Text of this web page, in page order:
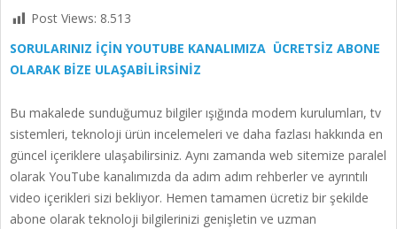
Post Views: 8.513
SORULARINIZ İÇİN YOUTUBE KANALIMIZA ÜCRETSİZ ABONE
OLARAK BİZE ULAŞABİLİRSİNİZ
Bu makalede sunduğumuz bilgiler ışığında modem kurulumları, tv
sistemleri, teknoloji ürün incelemeleri ve daha fazlası hakkında en
güncel içeriklere ulaşabilirsiniz. Aynı zamanda web sitemize paralel
olarak YouTube kanalımızda da adım adım rehberler ve ayrıntılı
video içerikleri sizi bekliyor. Hemen tamamen ücretiz bir şekilde
abone olarak teknoloji bilgilerinizi genişletin ve uzman